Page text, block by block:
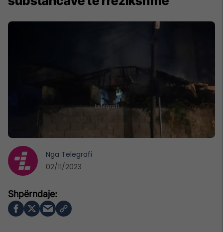
Nga Telegrafi
02/11/2023